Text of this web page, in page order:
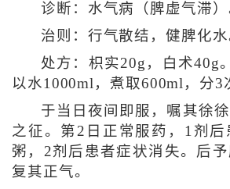
诊断：水气病（脾虚气滞）
治则：行气散结，健脾化水
处方：枳实20g，白术40g
以水1000ml，煮取600ml，分3
于当日夜间即服，嘱其徐
之征。第2日正常服药，1剂
粥，2剂后患者症状消失。后
复其正气。